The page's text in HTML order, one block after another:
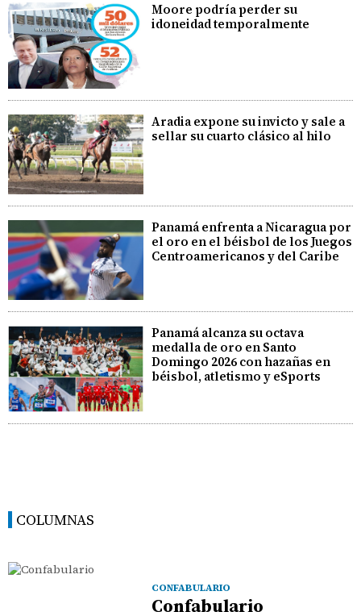
Moore podría perder su
idoneidad temporalmente
Aradia expone su invicto y sale a
sellar su cuarto clásico al hilo
Panamá enfrenta a Nicaragua por
el oro en el béisbol de los Juegos
Centroamericanos y del Caribe
Panamá alcanza su octava
medalla de oro en Santo
Domingo 2026 con hazañas en
béisbol, atletismo y eSports
COLUMNAS
CONFABULARIO
Confabulario